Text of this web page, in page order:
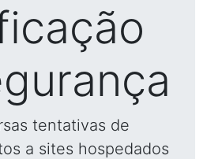
tentativas de
a sites hospedados